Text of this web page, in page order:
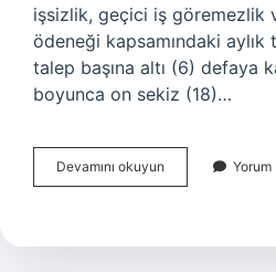
işsizlik, geçici iş göremezlik
ödeneği kapsamındaki
talep başına altı (6) defaya
boyunca on sekiz (18)…
Devamını okuyun
Sigorta
Kadar
Yorum